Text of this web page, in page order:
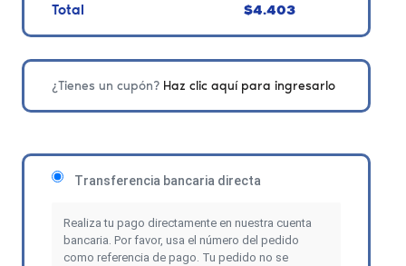
Total $4.403
¿Tienes un cupón? Haz clic aquí para ingresarlo
Transferencia bancaria directa
Realiza tu pago directamente en nuestra cuenta
bancaria. Por favor, usa el número del pedido
como referencia de pago. Tu pedido no se